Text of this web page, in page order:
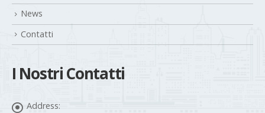
News
Contatti
I Nostri Contatti
via Girardi 19/G – 20025 – LEGNANO (MI)